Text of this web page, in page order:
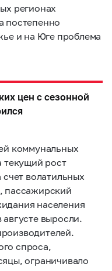
регионах
постепенно
и на Юге проблема
цен с сезонной
коммунальных
текущий рост
волатильных
пассажирский
населения
выросли.
спроса,
ограничивало